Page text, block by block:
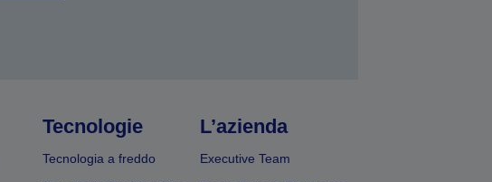
Tecnologie
Tecnologia a freddo
L’azienda
Executive Team